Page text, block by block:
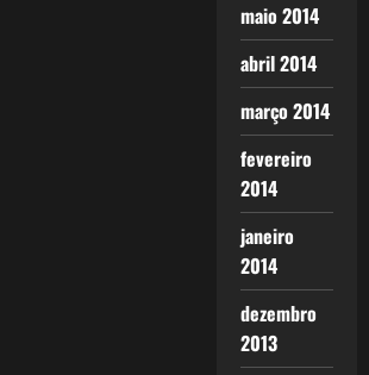
maio 2014
abril 2014
março 2014
fevereiro
2014
janeiro
2014
dezembro
2013